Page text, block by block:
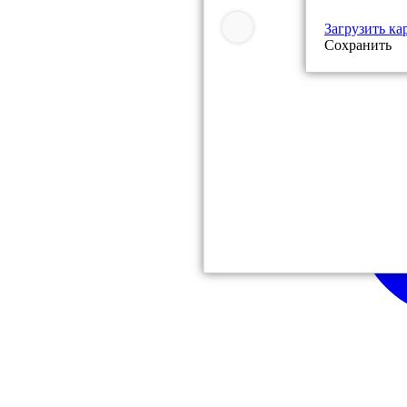
Загрузить
Сохранить